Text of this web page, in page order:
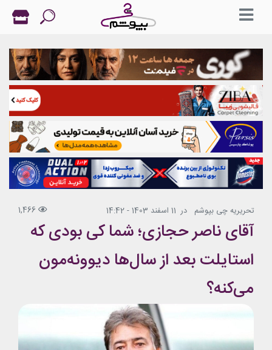
تحریریه چی بپوشم در 11 اسفند 1403 - 14:42 1,466
آقای ناصر حجازی؛ شما کی بودی که
استایلت بعد از سال‌ها دیوونه‌مون
می‌کنه؟